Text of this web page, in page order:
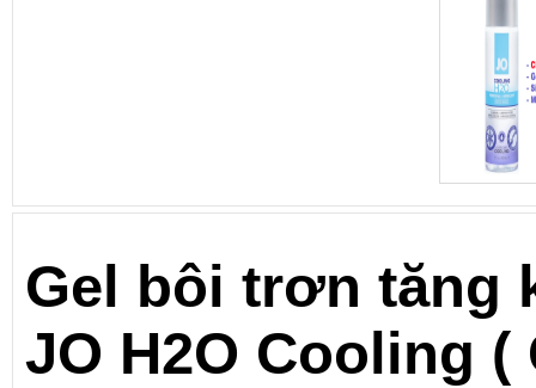
Gel bôi trơn tăng
JO H2O Cooling (